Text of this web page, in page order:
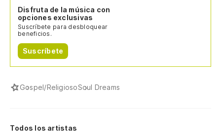
Disfruta de la música con
opciones exclusivas
Suscríbete para desbloquear
beneficios.
Suscríbete
Gospel/ReligiosoSoul Dreams
Todos los artistas